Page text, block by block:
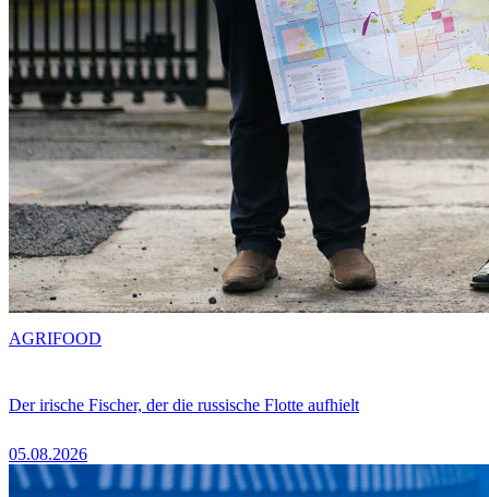
Der irische Fischer, der die russische Flotte aufhielt
05.08.2026
AGRIFOOD